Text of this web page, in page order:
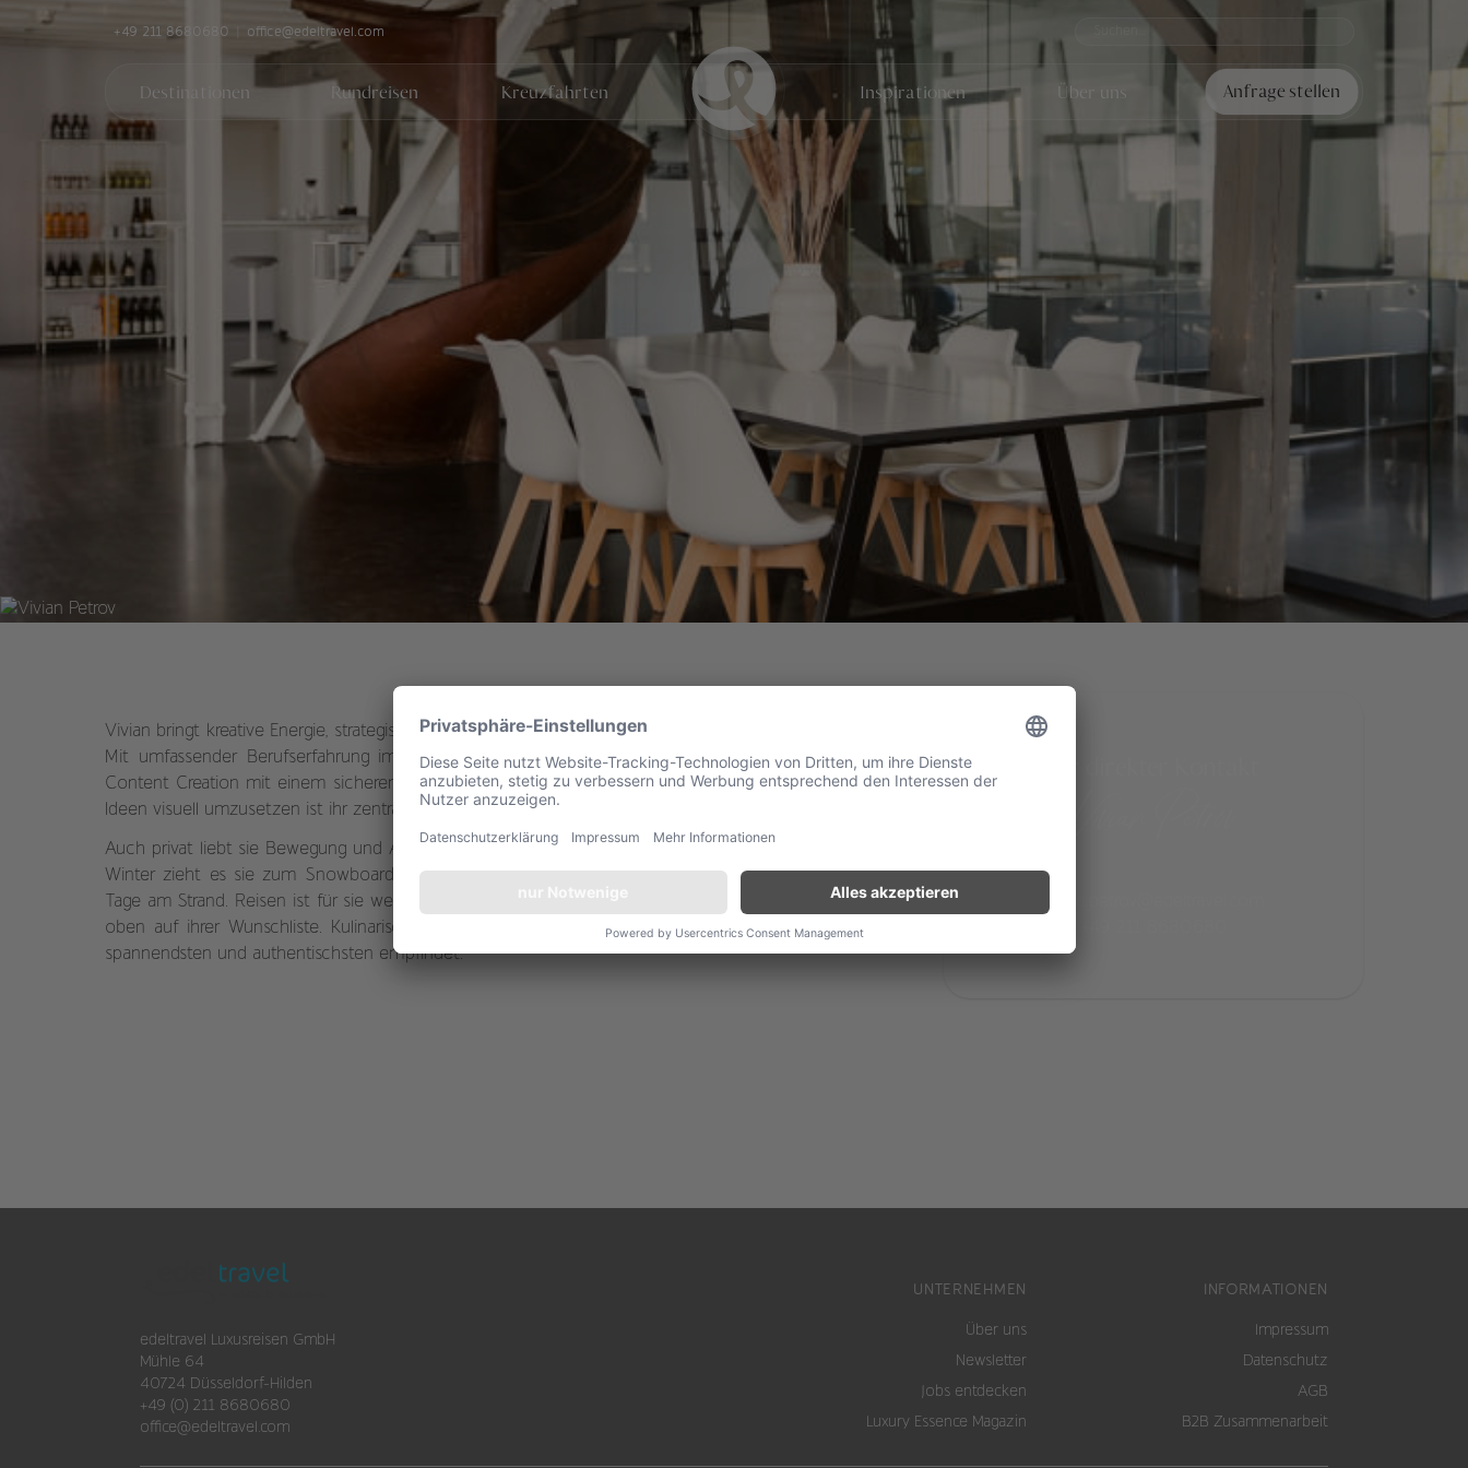
+49 211 8680680 office@edeltravel.com
Destinationen Rundreisen Kreuzfahrten Inspirationen Über uns Anfrage stellen
Vivian Petrov
Social Media Managerin
Vivian bringt kreative Energie, strategisches Denken und ein ausgeprägtes Gespür für Inhalte und Ästhetik mit.
Mit umfassender Berufserfahrung im Bereich Social Media Marketing verbindet sie ihre Leidenschaft für
Content Creation mit einem sicheren Blick für Markenauftritt und Storytelling. Kreativ zu arbeiten und neue
Ideen visuell umzusetzen ist ihr zentraler Antrieb.
Auch privat liebt sie Bewegung und Abwechslung: Seit über 13 Jahren tanzt sie mit großer Leidenschaft. Im
Winter zieht es sie zum Snowboarden in die österreichischen Berge, im Sommer genießt sie entspannte
Tage am Strand. Reisen ist für sie weit mehr als ein Hobby – es ist Teil ihrer Inspiration. Kapstadt steht ganz
oben auf ihrer Wunschliste. Kulinarisch begeistert sie besonders Georgien, dessen Küche sie als eine der
spannendsten und authentischsten empfindet.
edeltravel Luxusreisen GmbH
Mühle 64
40724 Düsseldorf-Hilden
+49 (0) 211 8680680
office@edeltravel.com
UNTERNEHMEN
Über uns
Newsletter
Jobs entdecken
Luxury Essence Magazin
INFORMATIONEN
Impressum
Datenschutz
AGB
B2B Zusammenarbeit